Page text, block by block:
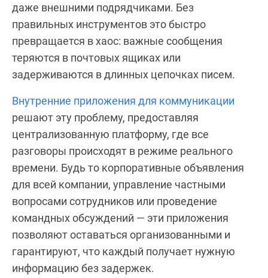
даже внешними подрядчиками. Без
правильных инструментов это быстро
превращается в хаос: важные сообщения
теряются в почтовых ящиках или
задерживаются в длинных цепочках писем.
Внутренние приложения для коммуникации
решают эту проблему, предоставляя
централизованную платформу, где все
разговоры происходят в режиме реального
времени. Будь то корпоративные объявления
для всей компании, управление частными
вопросами сотрудников или проведение
командных обсуждений — эти приложения
позволяют оставаться организованными и
гарантируют, что каждый получает нужную
информацию без задержек.